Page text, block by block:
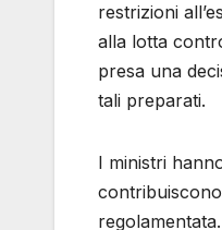
restrizioni
alla lotta
presa una
tali preparati.
I ministri